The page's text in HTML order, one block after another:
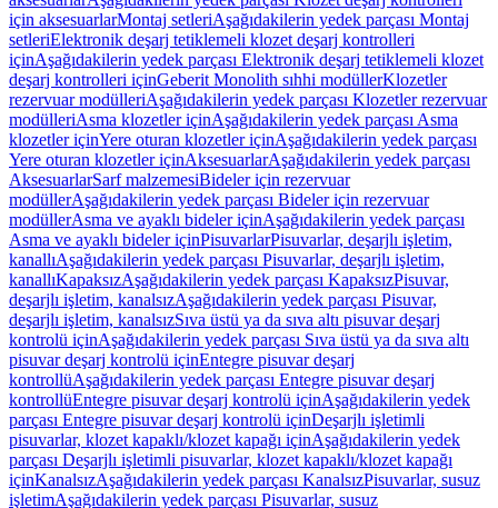
için aksesuarlarMontaj setleriAşağıdakilerin yedek parçası Montaj
setleriElektronik deşarj tetiklemeli klozet deşarj kontrolleri
içinAşağıdakilerin yedek parçası Elektronik deşarj tetiklemeli klozet
deşarj kontrolleri içinGeberit Monolith sıhhi modüllerKlozetler
rezervuar modülleriAşağıdakilerin yedek parçası Klozetler rezervuar
modülleriAsma klozetler içinAşağıdakilerin yedek parçası Asma
klozetler içinYere oturan klozetler içinAşağıdakilerin yedek parçası
Yere oturan klozetler içinAksesuarlarAşağıdakilerin yedek parçası
AksesuarlarSarf malzemesiBideler için rezervuar
modüllerAşağıdakilerin yedek parçası Bideler için rezervuar
modüllerAsma ve ayaklı bideler içinAşağıdakilerin yedek parçası
Asma ve ayaklı bideler içinPisuvarlarPisuvarlar, deşarjlı işletim,
kanallıAşağıdakilerin yedek parçası Pisuvarlar, deşarjlı işletim,
kanallıKapaksızAşağıdakilerin yedek parçası KapaksızPisuvar,
deşarjlı işletim, kanalsızAşağıdakilerin yedek parçası Pisuvar,
deşarjlı işletim, kanalsızSıva üstü ya da sıva altı pisuvar deşarj
kontrolü içinAşağıdakilerin yedek parçası Sıva üstü ya da sıva altı
pisuvar deşarj kontrolü içinEntegre pisuvar deşarj
kontrollüAşağıdakilerin yedek parçası Entegre pisuvar deşarj
kontrollüEntegre pisuvar deşarj kontrolü içinAşağıdakilerin yedek
parçası Entegre pisuvar deşarj kontrolü içinDeşarjlı işletimli
pisuvarlar, klozet kapaklı/klozet kapağı içinAşağıdakilerin yedek
parçası Deşarjlı işletimli pisuvarlar, klozet kapaklı/klozet kapağı
içinKanalsızAşağıdakilerin yedek parçası KanalsızPisuvarlar, susuz
işletimAşağıdakilerin yedek parçası Pisuvarlar, susuz